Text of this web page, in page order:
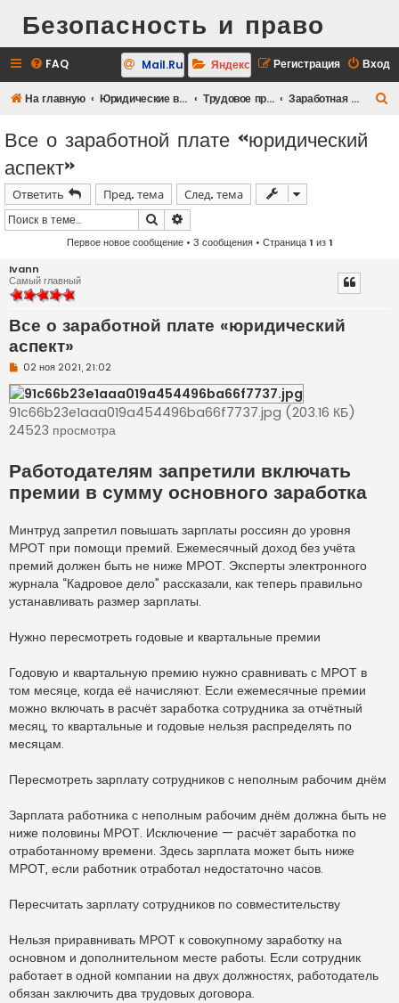
Безопасность и право
FAQ Вход
Регистрация
Mail.Ru Яндекс
На главную Юридические вопросы Трудовое право Заработная плата
Все о заработной плате «юридический
аспект»
Ответить Пред. тема
След. тема
Поиск
Первое новое сообщение• 3 сообщения • Страница1 из1
Ivann
Самый главный
Все о заработной плате «юридический
аспект»
Н
п
р
о
ч
и
н
н
о
е
о
б
щ
е
н
и
е
02 ноя 2021, 21:02
91c66b23e1aaa019a454496ba66f7737.jpg (203.16 КБ)
24523 просмотра
Работодателям запретили включать
премии в сумму основного заработка
Минтруд запретил повышать зарплаты россиян до уровня
МРОТ при помощи премий. Ежемесячный доход без учёта
премий должен быть не ниже МРОТ. Эксперты электронного
журнала “Кадровое дело” рассказали, как теперь правильно
устанавливать размер зарплаты.
Нужно пересмотреть годовые и квартальные премии
Годовую и квартальную премию нужно сравнивать с МРОТ в
том месяце, когда её начисляют. Если ежемесячные премии
можно включать в расчёт заработка сотрудника за отчётный
месяц, то квартальные и годовые нельзя распределять по
месяцам.
Пересмотреть зарплату сотрудников с неполным рабочим днём
Зарплата работника с неполным рабочим днём должна быть не
ниже половины МРОТ. Исключение — расчёт заработка по
отработанному времени. Здесь зарплата может быть ниже
МРОТ, если работник отработал недостаточно часов.
Пересчитать зарплату сотрудников по совместительству
Нельзя приравнивать МРОТ к совокупному заработку на
основном и дополнительном месте работы. Если сотрудник
работает в одной компании на двух должностях, работодатель
обязан заключить два трудовых договора.